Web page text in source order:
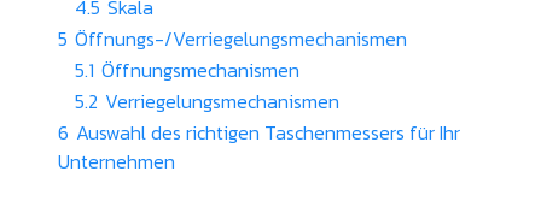
4.5 Skala
5 Öffnungs-/Verriegelungsmechanismen
5.1 Öffnungsmechanismen
5.2 Verriegelungsmechanismen
6 Auswahl des richtigen Taschenmessers für Ihr
Unternehmen